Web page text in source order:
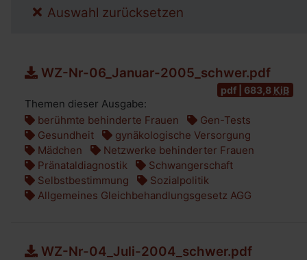
Auswahl zurücksetzen
WZ-Nr-06_Januar-2005_schwer.pdf
pdf | 683,8 KiB
Themen dieser Ausgabe:
berühmte behinderte Frauen
Gen-Tests
Gesundheit
gynäkologische Versorgung
Mädchen
Netzwerke behinderter Frauen
Pränataldiagnostik
Schwangerschaft
Selbstbestimmung
Sozialpolitik
Allgemeines Gleichbehandlungsgesetz AGG
WZ-Nr-04_Juli-2004_schwer.pdf